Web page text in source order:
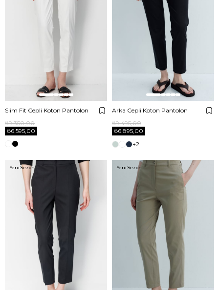
Slim Fit Cepli Koton Pantolon
₺6.595,00
₺9.350,00
Arka Cepli Koton Pantolon
₺6.895,00
₺9.495,00
+2
Yeni Sezon Yeni Sezon